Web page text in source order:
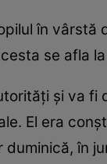
în vârstă
se afla
și va fi
El era
în